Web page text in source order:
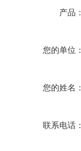
产品：
您的单位：
您的姓名：
联系电话：